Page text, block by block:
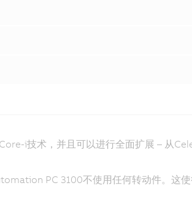
i技术，并且可以进行全面扩展 – 从
PC 3100不使用任何转动件。这